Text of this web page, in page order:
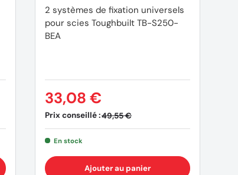
2 systèmes de fixation universels
pour scies Toughbuilt TB-S250-
BEA
Prix conseillé :49,55 €
33,08 €
En stock
Ajouter au panier